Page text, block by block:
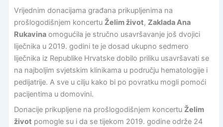
Vrijednim donacijama građana prikupljenima na
prošlogodišnjem koncertu Želim život, Zaklada Ana
Rukavinaomogućila je stručno usavršavanje još dvojici
liječnika u 2019. godini te je dosad ukupno sedmero
liječnika iz Republike Hrvatske dobilo priliku usavršavati se
na najboljim svjetskim klinikama u području hematologije i
pedijatrije. A sve u cilju kako bi po povratku mogli pomoći
pacijentima u domovini.
Donacije prikupljene na prošlogodišnjem koncertu Želim
život pomogle su i da se tijekom 2019. godine održe 24